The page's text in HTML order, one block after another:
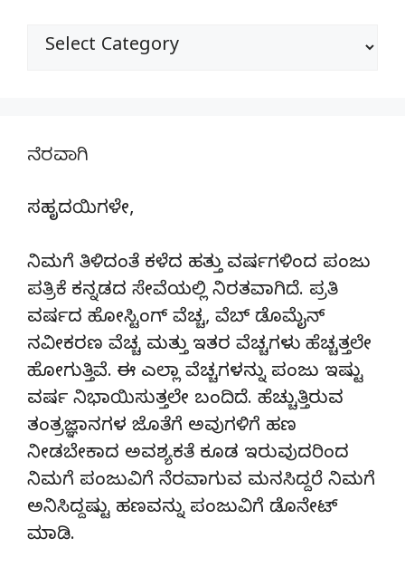
ವಿಭಾಗಗಳು
ನೆರವಾಗಿ
ಸಹೃದಯಿಗಳೇ,
ನಿಮಗೆ ತಿಳಿದಂತೆ ಕಳೆದ ಹತ್ತು ವರ್ಷಗಳಿಂದ ಪಂಜು
ಪತ್ರಿಕೆ ಕನ್ನಡದ ಸೇವೆಯಲ್ಲಿ ನಿರತವಾಗಿದೆ. ಪ್ರತಿ
ವರ್ಷದ ಹೋಸ್ಟಿಂಗ್‌ ವೆಚ್ಚ, ವೆಬ್‌ ಡೊಮೈನ್‌
ನವೀಕರಣ ವೆಚ್ಚ ಮತ್ತು ಇತರ ವೆಚ್ಚಗಳು ಹೆಚ್ಚತ್ತಲೇ
ಹೋಗುತ್ತಿವೆ. ಈ ಎಲ್ಲಾ ವೆಚ್ಚಗಳನ್ನು ಪಂಜು ಇಷ್ಟು
ವರ್ಷ ನಿಭಾಯಿಸುತ್ತಲೇ ಬಂದಿದೆ. ಹೆಚ್ಚುತ್ತಿರುವ
ತಂತ್ರಜ್ಞಾನಗಳ ಜೊತೆಗೆ ಅವುಗಳಿಗೆ ಹಣ
ನೀಡಬೇಕಾದ ಅವಶ್ಯಕತೆ ಕೂಡ ಇರುವುದರಿಂದ
ನಿಮಗೆ ಪಂಜುವಿಗೆ ನೆರವಾಗುವ ಮನಸಿದ್ದರೆ ನಿಮಗೆ
ಅನಿಸಿದ್ದಷ್ಟು ಹಣವನ್ನು ಪಂಜುವಿಗೆ ಡೊನೇಟ್‌
ಮಾಡಿ.